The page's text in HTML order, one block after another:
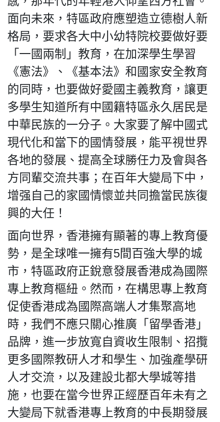
面向未來，特區政府應塑造立德樹人新
格局，要求各大中小幼特院校要做好要
「一國兩制」教育，在加深學生學習
《憲法》、《基本法》和國家安全教育
的同時，也要做好愛國主義教育，讓更
多學生知道所有中國籍特區永久居民是
中華民族的一分子。大家要了解中國式
現代化和當下的國情發展，能平視世界
各地的發展、提高全球勝任力及會與各
方同輩交流共事；在百年大變局下中，
增强自己的家國情懷並共同擔當民族復
興的大任！
面向世界，香港擁有顯著的專上教育優
勢，是全球唯一擁有5間百強大學的城
市，特區政府正銳意發展香港成為國際
專上教育樞紐。然而，在構思專上教育
促使香港成為國際高端人才集聚高地
時，我們不應只關心推廣「留學香港」
品牌，進一步放寬自資收生限制、招攬
更多國際教研人才和學生、加強產學研
人才交流，以及建設北都大學城等措
施，也要在當今世界正經歷百年未有之
大變局下就香港專上教育的中長期發展